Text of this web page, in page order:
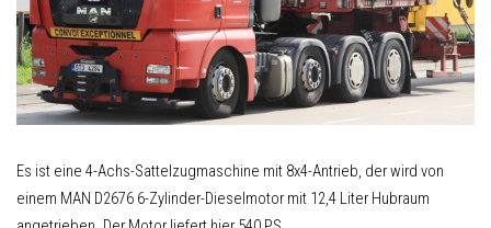
Es ist eine 4-Achs-Sattelzugmaschine mit 8x4-Antrieb, der wird von
einem MAN D2676 6-Zylinder-Dieselmotor mit 12,4 Liter Hubraum